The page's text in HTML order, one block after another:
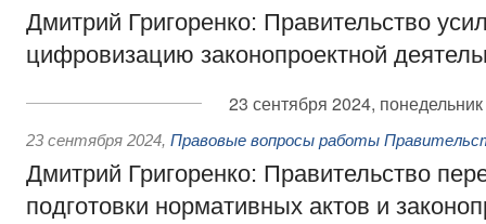
Дмитрий Григоренко: Правительство
цифровизацию законопроектной
23 сентября 2024, понедельник
23 сентября 2024, Правовые вопросы работы
Дмитрий Григоренко: Правительство
подготовки нормативных актов и